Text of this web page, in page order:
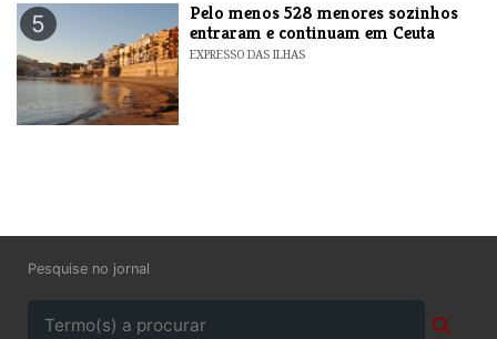
5
Pelo menos 528 menores sozinhos
entraram e continuam em Ceuta
EXPRESSO DAS ILHAS
Pesquise no jornal